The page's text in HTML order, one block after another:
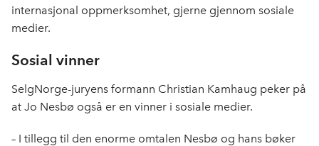
internasjonal oppmerksomhet, gjerne gjennom sosiale
medier.
Sosial vinner
SelgNorge-juryens formann Christian Kamhaug peker på
at Jo Nesbø også er en vinner i sosiale medier.
– I tillegg til den enorme omtalen Nesbø og hans bøker